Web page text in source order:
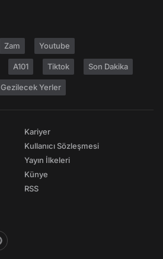
Zam Youtube
A101 Tiktok Son Dakika
Gezilecek Yerler
Kariyer
Kullanıcı Sözleşmesi
Yayın İlkeleri
Künye
RSS